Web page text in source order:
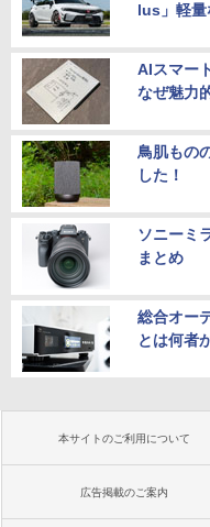
lus」軽量
AIスマー
なぜ魅力
鳥肌もの
した！
ソニーミ
まとめ
総合オー
とは何者
本サイトのご利用について
広告掲載のご案内